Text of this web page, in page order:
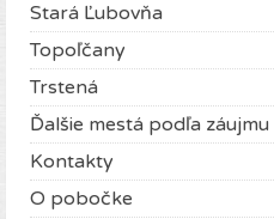
Stará Ľubovňa
Topoľčany
Trstená
Ďalšie mestá podľa záujmu
Kontakty
O pobočke